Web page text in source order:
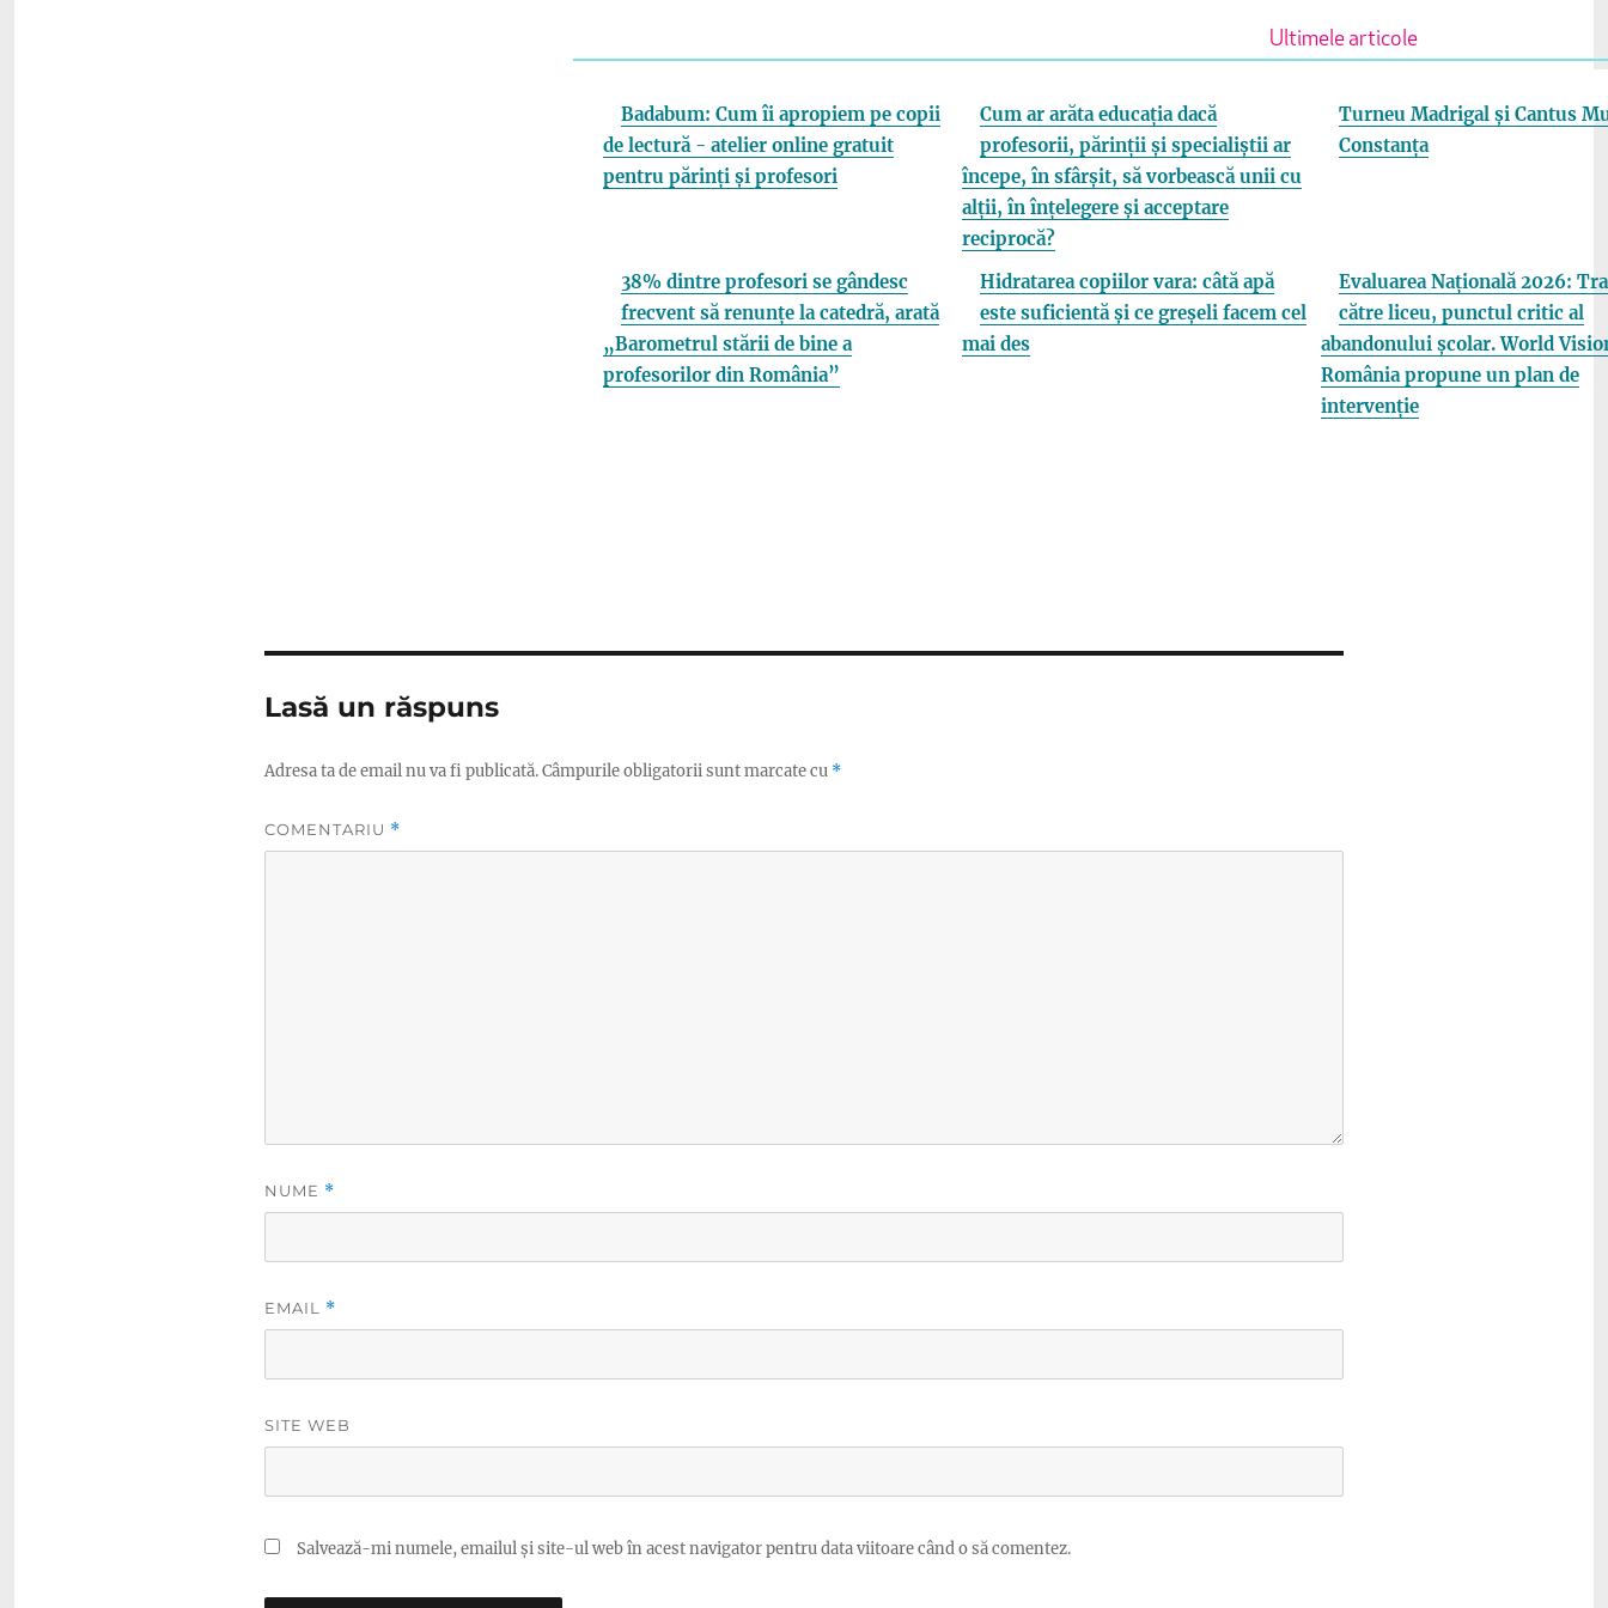
Ultimele articole
Badabum: Cum îi apropiem pe copii
de lectură - atelier online gratuit
pentru părinți și profesori
Cum ar arăta educația dacă
profesorii, părinții și specialiștii ar
începe, în sfârșit, să vorbească unii cu
alții, în înțelegere și acceptare
reciprocă?
Turneu Madrigal și Cantus
Constanța
38% dintre profesori se gândesc
frecvent să renunțe la catedră, arată
„Barometrul stării de bine a
profesorilor din România”
Hidratarea copiilor vara: câtă apă
este suficientă și ce greșeli facem cel
mai des
Evaluarea Națională 2026:
către liceu, punctul critic al
abandonului școlar. World
România propune un plan de
intervenție
Lasă un răspuns
Adresa ta de email nu va fi publicată.Câmpurile obligatorii sunt marcate cu *
COMENTARIU *
NUME *
EMAIL *
SITE WEB
Salvează-mi numele, emailul și site-ul web în acest navigator pentru data viitoare când o să comentez.